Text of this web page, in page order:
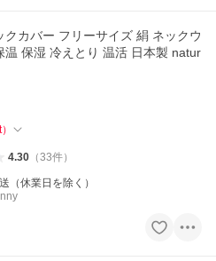
クカバー フリーサイズ 絹 ネックウ
温 保湿 冷えとり 温活 日本製 natur
）
4.30（33件）
（休業日を除く）